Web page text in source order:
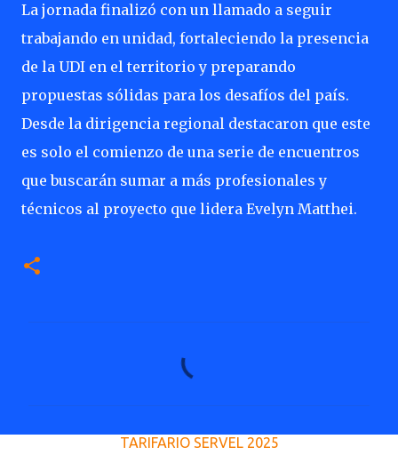
La jornada finalizó con un llamado a seguir
trabajando en unidad, fortaleciendo la presencia
de la UDI en el territorio y preparando
propuestas sólidas para los desafíos del país.
Desde la dirigencia regional destacaron que este
es solo el comienzo de una serie de encuentros
que buscarán sumar a más profesionales y
técnicos al proyecto que lidera Evelyn Matthei.
TARIFARIO SERVEL 2025